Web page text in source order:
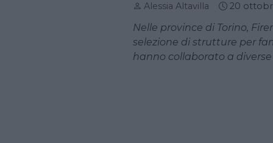
Alessia Altavilla 20
Nelle province di Torino,
selezione di strutture per
hanno collaborato a